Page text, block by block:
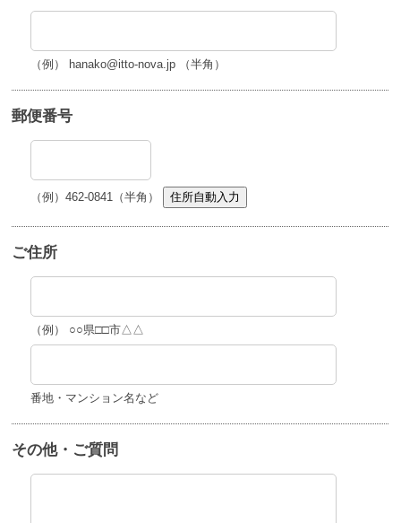
（例） hanako@itto-nova.jp （半角）
郵便番号
（例）462-0841（半角） 住所自動入力
ご住所
（例） ○○県□□市△△
番地・マンション名など
その他・ご質問